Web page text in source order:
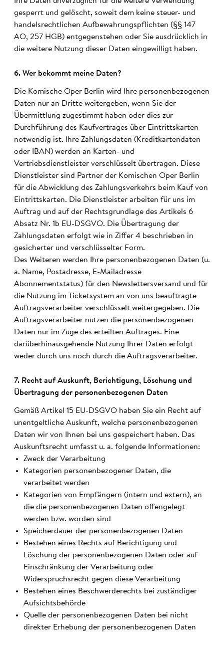
gesperrt und gelöscht, soweit dem keine steuer- und
handelsrechtlichen Aufbewahrungspflichten (§§ 147
AO, 257 HGB) entgegenstehen oder Sie ausdrücklich in
die weitere Nutzung dieser Daten eingewilligt haben.
6. Wer be­kommt meine Daten?
Die Komische Oper Berlin wird Ihre personenbezogenen
Daten nur an Dritte weitergeben, wenn Sie der
Übermittlung zugestimmt haben oder dies zur
Durchführung des Kaufvertrages über Eintrittskarten
notwendig ist. Ihre Zahlungsdaten (Kreditkartendaten
oder IBAN) werden an Karten- und
Vertriebsdienstleister verschlüsselt übertragen. Diese
Dienstleister sind Partner der Komischen Oper Berlin
für die Abwicklung des Zahlungsverkehrs beim Kauf von
Eintrittskarten. Die Dienstleister arbeiten für uns im
Auftrag und auf der Rechtsgrundlage des Artikels 6
Absatz Nr. 1b EU-DSGVO. Die Übertragung der
Zahlungsdaten erfolgt wie in Ziffer 4 beschrieben in
gesicherter und verschlüsselter Form.
Des Weiteren werden Ihre personenbezogenen Daten (u.
a. Name, Postadresse, E-Mailadresse
Abonnementstatus) für den Newslettersversand und für
die Nutzung im Ticketsystem an von uns beauftragte
Auftragsverarbeiter verschlüsselt weitergegeben. Die
Auftragsverarbeiter nutzen die personenbezogenen
Daten nur im Zuge des erteilten Auftrages. Eine
darüberhinausgehende Nutzung Ihrer Daten erfolgt
weder durch uns noch durch die Auftragsverarbeiter.
7. Recht auf Aus­kunft, Be­richti­gung, Lösch­ung und
Über­tragung der personen­bezo­genen Daten
Gemäß Artikel 15 EU-DSGVO haben Sie ein Recht auf
unentgeltliche Auskunft, welche personenbezogenen
Daten wir von Ihnen bei uns gespeichert haben. Das
Auskunftsrecht umfasst u. a. folgende Informationen:
Zweck der Verarbeitung
Kategorien personenbezogener Daten, die
verarbeitet werden
Kategorien von Empfängern (intern und extern), an
die die personenbezogenen Daten offengelegt
werden bzw. worden sind
Speicherdauer der personenbezogenen Daten
Bestehen eines Rechts auf Berichtigung und
Löschung der personenbezogenen Daten oder auf
Einschränkung der Verarbeitung oder
Widerspruchsrecht gegen diese Verarbeitung
Bestehen eines Beschwerderechts bei zuständiger
Aufsichtsbehörde
Quelle der personenbezogenen Daten bei nicht
direkter Erhebung der personenbezogenen Daten